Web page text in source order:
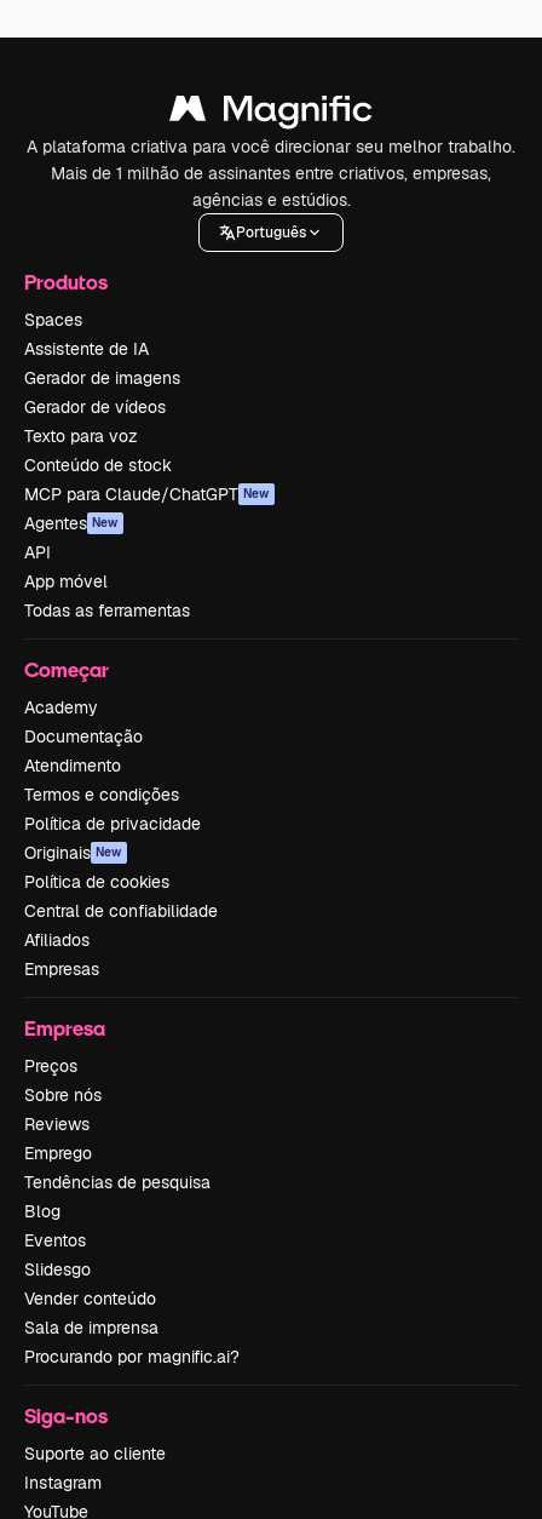
A plataforma criativa para você direcionar seu melhor trabalho.
Mais de 1 milhão de assinantes entre criativos, empresas,
agências e estúdios.
Português
Produtos
Spaces
Assistente de IA
Gerador de imagens
Gerador de vídeos
Texto para voz
Conteúdo de stock
MCP para Claude/ChatGPT New
Agentes New
API
App móvel
Todas as ferramentas
Começar
Academy
Documentação
Atendimento
Termos e condições
Política de privacidade
Originais New
Política de cookies
Central de confiabilidade
Afiliados
Empresas
Empresa
Preços
Sobre nós
Reviews
Emprego
Tendências de pesquisa
Blog
Eventos
Slidesgo
Vender conteúdo
Sala de imprensa
Procurando por magnific.ai?
Siga-nos
Suporte ao cliente
Instagram
YouTube